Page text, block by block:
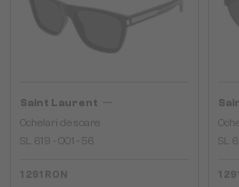
Saint Laurent
Ochelari de soare
SL 619 - 001 - 56
1 291 RON
SL
1